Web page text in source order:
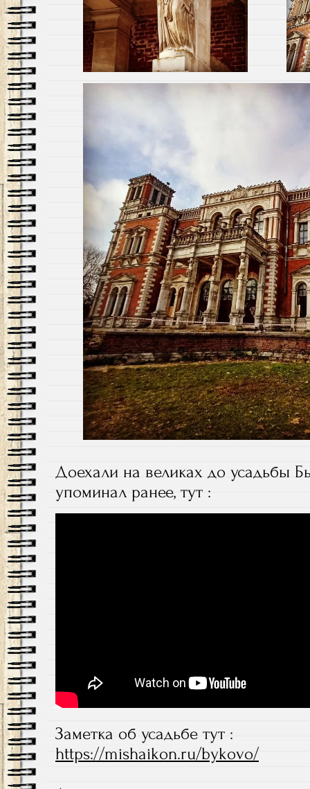
Доехали на великах до усадьбы
упоминал ранее, тут :
Заметка об усадьбе тут :
https://mishaikon.ru/bykovo/